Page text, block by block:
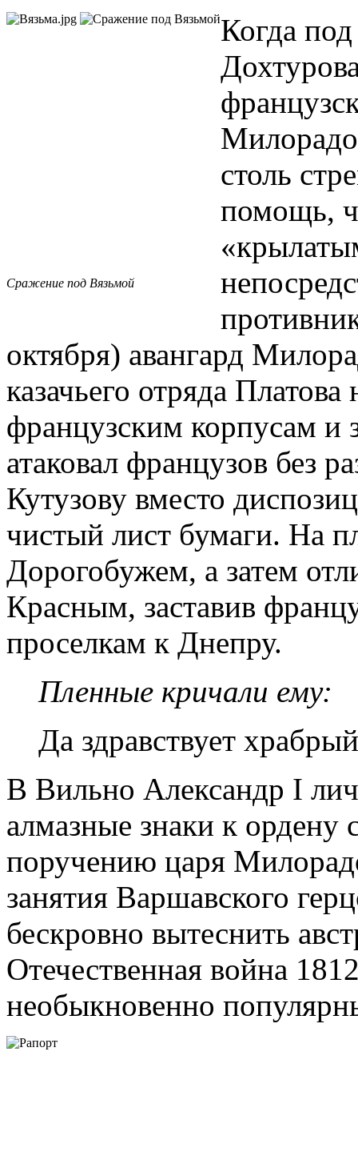
Сражение под Вязьмой
Когда
столь
помощь,
октября) авангард
казачьего отряда
французским корпусам и
атаковал французов без
Кутузову вместо
чистый лист бумаги. На
Дорогобужем, а затем
Красным, заставив
проселкам к Днепру.
Пленные кричали ему:
Да здравствует
В Вильно Александр I
алмазные знаки к ордену
поручению царя
занятия Варшавского
бескровно вытеснить
Отечественная война
необыкновенно